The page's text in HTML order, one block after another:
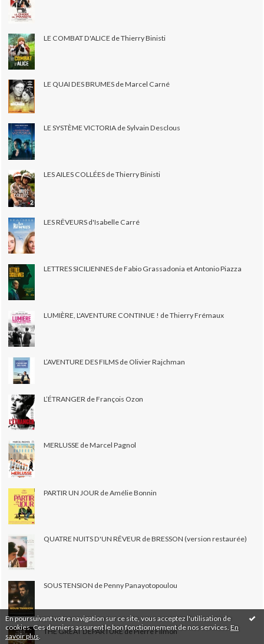
En poursuivant votre navigation sur ce site, vous acceptez l'utilisation de
cookies. Ces derniers assurent le bon fonctionnement de nos services. En
savoir plus
LE COMBAT D'ALICE de Thierry Binisti
LE QUAI DES BRUMES de Marcel Carné
LE SYSTÈME VICTORIA de Sylvain Desclous
LES AILES COLLÉES de Thierry Binisti
LES RÊVEURS d'Isabelle Carré
LETTRES SICILIENNES de Fabio Grassadonia et Antonio Piazza
LUMIÈRE, L'AVENTURE CONTINUE ! de Thierry Frémaux
L’AVENTURE DES FILMS de Olivier Rajchman
L’ÉTRANGER de François Ozon
MERLUSSE de Marcel Pagnol
PARTIR UN JOUR de Amélie Bonnin
QUATRE NUITS D'UN RÊVEUR de BRESSON (version restaurée)
SOUS TENSION de Penny Panayotopoulou
THE GREAT DEPARTURE de Pierre Filmon